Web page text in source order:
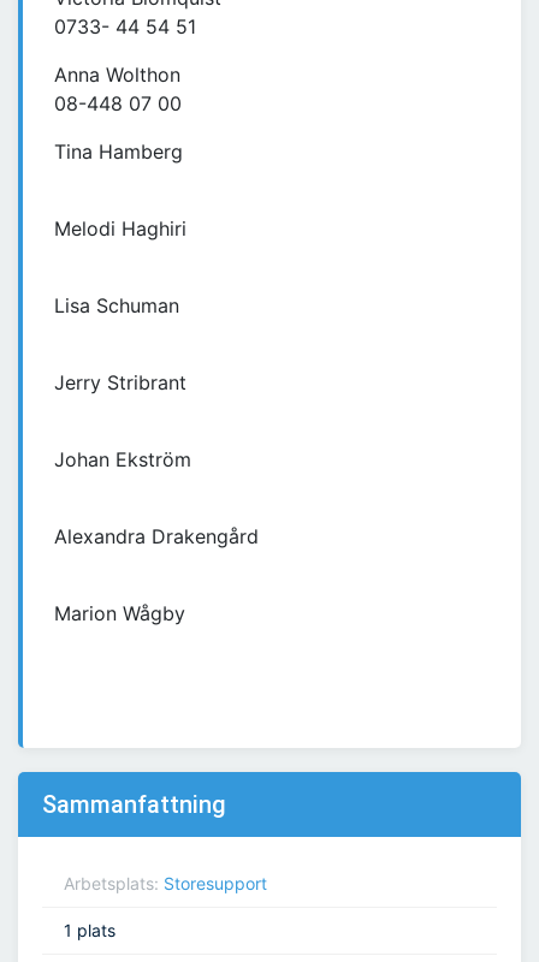
0733- 44 54 51
Anna Wolthon
08-448 07 00
Tina Hamberg
Melodi Haghiri
Lisa Schuman
Jerry Stribrant
Johan Ekström
Alexandra Drakengård
Marion Wågby
Sammanfattning
Arbetsplats: Storesupport
1 plats